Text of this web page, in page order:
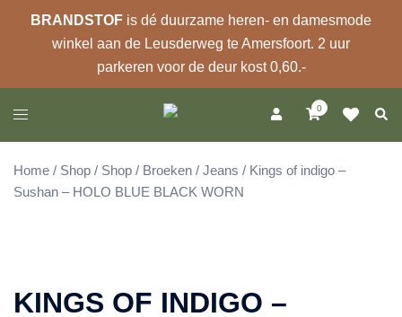
BRANDSTOF is dé duurzame heren- en damesmode
winkel aan de Leusderweg te Amersfoort. 2 uur
parkeren voor de deur kost 0,60.-
naar
de
inhoud
Toggle
0
Home / Shop / Shop / Broeken / Jeans / Kings of indigo –
Sushan – HOLO BLUE BLACK WORN
KINGS OF INDIGO –